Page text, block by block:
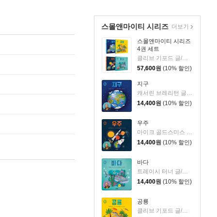
스몰앤마이티 시리즈
스몰앤마이티 시리즈
4권 세트
클리브 기포드 글/커스티 데이비드슨 그림/김지연 역
57,600원 (10% 할인)
지구
캐서린 브레리턴 글/커스티 데이비드슨 그림/김지연 역
14,400원 (10% 할인)
우주
마이크 골드스미스 글/커스티 데이비드슨 그림/김지연 역
14,400원 (10% 할인)
바다
트레이시 터너 글/커스티 데이비드슨 그림/김지연 역
14,400원 (10% 할인)
공룡
클리브 기포드 글/커스티 데이비드슨 그림/김지연 역
더보기